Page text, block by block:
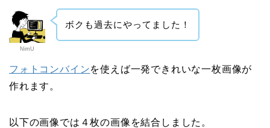
NimU
ボクも過去にやってました！
フォトコンバインを使えば一発できれいな一枚画像が
作れます。
以下の画像では４枚の画像を結合しました。